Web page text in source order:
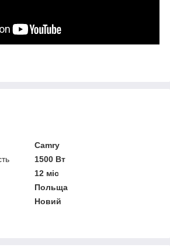
Camry
1500 Вт
12 міс
Польща
Новий